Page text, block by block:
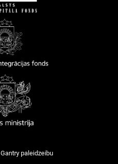
Gantry paleidzeibu